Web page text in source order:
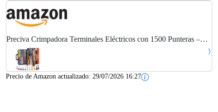
Preciva Crimpadora Terminales Eléctricos con 1500 Punteras –
Alicates de Crimpeado Hexagonales 0,08-16mm², Prensa
Terminales Cables, Kit de Crimpado con...
Precio de Amazon actualizado: 29/07/2026 16:27